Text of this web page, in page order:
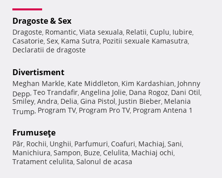
Dragoste & Sex
Dragoste, Romantic, Viata sexuala, Relatii, Cuplu, Iubire,
Casatorie, Sex, Kama Sutra, Pozitii sexuale Kamasutra,
Declaratii de dragoste
Divertisment
Meghan Markle, Kate Middleton, Kim Kardashian, Johnny
Depp, Teo Trandafir, Angelina Jolie, Dana Rogoz, Dani Otil,
Smiley, Andra, Delia, Gina Pistol, Justin Bieber, Melania
Trump, Program TV, Program Pro TV, Program Antena 1
Frumuseţe
Păr, Rochii, Unghii, Parfumuri, Coafuri, Machiaj, Sani,
Manichiura, Sampon, Buze, Celulita, Machiaj ochi,
Tratament celulita, Salonul de acasa